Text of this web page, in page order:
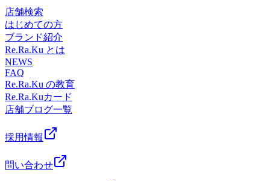
ッサージより気持ちいい！？リラクのボディケアをぜひご体
験ください★
るアドバイスの提案をしております。一緒にこれからの未来
を健康に過ごしましよう＾＾
━━━━━━━━━━━━━━━━━━……‥・☆★☆新し
い健康を考えるRe.Ra.Ku イオンレイクタウン店営業時間
10：00～21：00（最終受付20：20） 〒343-0828埼玉県越
谷市レイクタウン3-1-1イオンレイクタウンmori2FTEL 048-
967-5051JR武蔵野線 越谷レイクタウン駅より徒歩約10分マ
ッサージより気持ちいい！？リラクのボディケアをぜひご体
験ください★
後加齢とともに徐々に基礎代謝は下がっていきます。基礎代
謝は筋肉量や体質など、様々な要素から影響を受けます。運
動をして筋肉量を増やしたり、適切な食生活を実践したり
で、上げることができます。※ここについては、また次の機
会にお話しますね♪【基礎代謝が高い＝1日に消費するカロリ
ーが多い】特に運動をしなくても多くのカロリーを消費する
ので、「基礎代謝が高い体＝太りにくい体」ともいえます。
肥満を防ぎ、若い頃の体形を維持するには、基礎代謝を高め
ることが大切という事です。基礎代謝を上げるのに、特別な
い生活が基本。「健康的な生活＝基礎代謝を上げる生活」
う。※代謝には【新陳代謝】もあるので、こちらもいつか触
店舗検索
はじめての方
ブランド紹介
Re.Ra.Ku とは
NEWS
FAQ
Re.Ra.Ku の教育
Re.Ra.Kuカード
店舗ブログ一覧
採用情報
問い合わせ